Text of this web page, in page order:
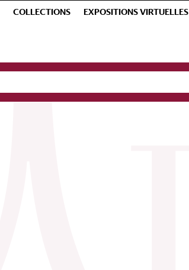
COLLECTIONS EXPOSITIONS VIRTUELLES